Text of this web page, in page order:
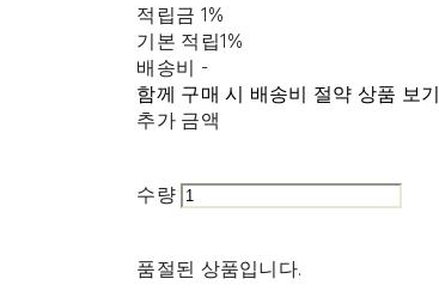
적립금 1%
기본 적립1%
배송비 -
함께 구매 시 배송비 절약 상품 보기
추가 금액
수량
품절된 상품입니다.